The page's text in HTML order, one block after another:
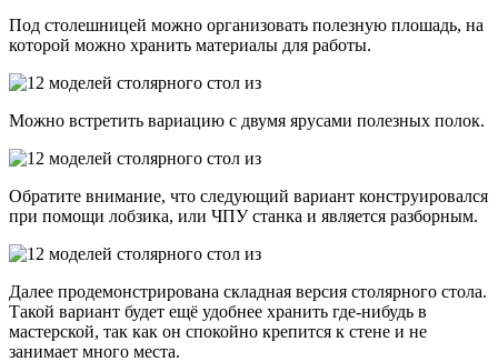
Под столешницей можно организовать полезную плошадь, на
которой можно хранить материалы для работы.
Можно встретить вариацию с двумя ярусами полезных полок.
Обратите внимание, что следующий вариант конструировался
при помощи лобзика, или ЧПУ станка и является разборным.
Далее продемонстрирована складная версия столярного стола.
Такой вариант будет ещё удобнее хранить где-нибудь в
мастерской, так как он спокойно крепится к стене и не
занимает много места.